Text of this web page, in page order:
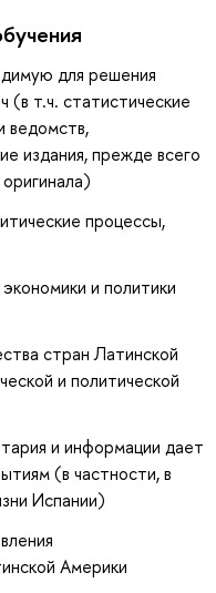
для решения
(в т.ч. статистические
ведомств,
издания, прежде всего
процессы,
и политики
стран Латинской
и политической
и информации дает
(в частности, в
Испании)
Америки